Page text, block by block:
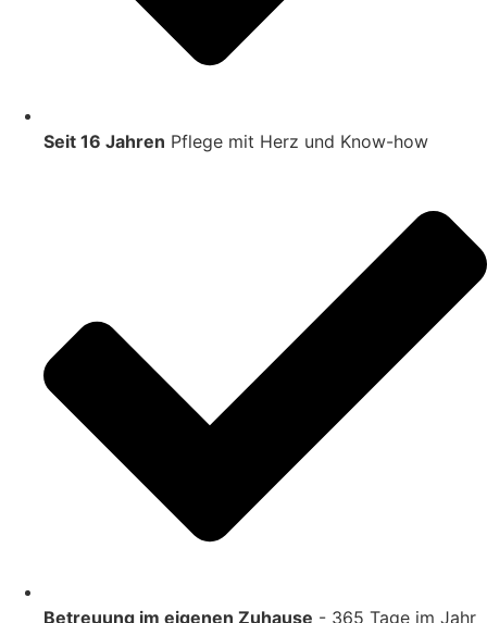
Seit 16 Jahren Pflege mit Herz und Know-how
Betreuung im eigenen Zuhause - 365 Tage im Jahr